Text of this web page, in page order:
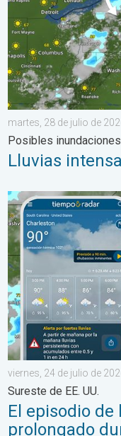
martes, 28 de julio de
Posibles inundaciones
Lluvias
El episodio de lluvias
viernes, 24 de julio de
Sureste de EE. UU.
El episodio de
prolongado